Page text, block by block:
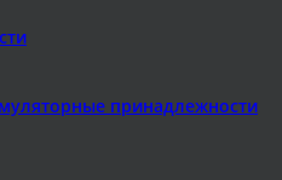
принадлежности